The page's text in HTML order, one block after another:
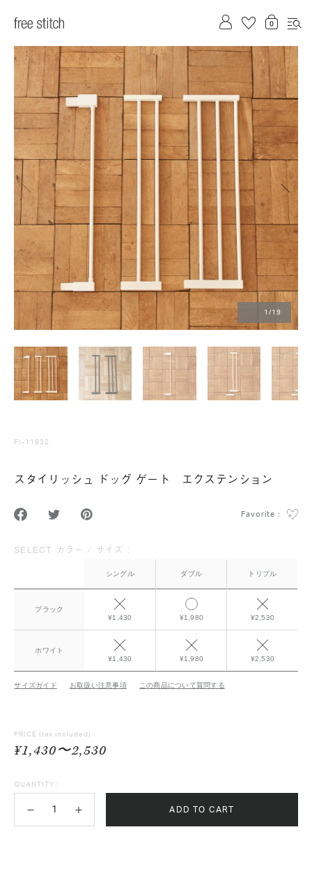
前へ 次へ
1/ 19
FI-11832
スタイリッシュ ドッグ ゲート エクステンション
Favorite :
SELECT カラー / サイズ :
シングル ダブル トリプル
ブラック
¥1,430
¥1,980 ¥2,530
ホワイト
¥1,430
¥1,980 ¥2,530
サイズガイド お取扱い注意事項 この商品について質問する
PRICE (tax included) :
¥1,430〜2,530
QUANTITY :
ADD TO CART